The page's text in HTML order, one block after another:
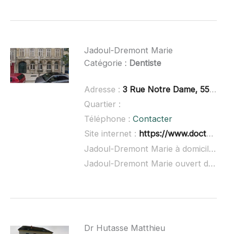
Jadoul-Dremont Marie
Catégorie : Dentiste
Adresse : 3 Rue Notre Dame, 55000 Bar-le-Duc
Quartier :
Téléphone : Contacter
Site internet : https://www.doctolib.fr/dentiste/bar-le-duc/marie-jadoul-dremont
Jadoul-Dremont Marie à domicile :
Jadoul-Dremont Marie ouvert dimanche :
Dr Hutasse Matthieu